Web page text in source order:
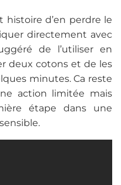
d’en perdre le
directement avec
de l’utiliser en
deux cotons et de les
minutes. Ca reste
action limitée mais
étape dans une